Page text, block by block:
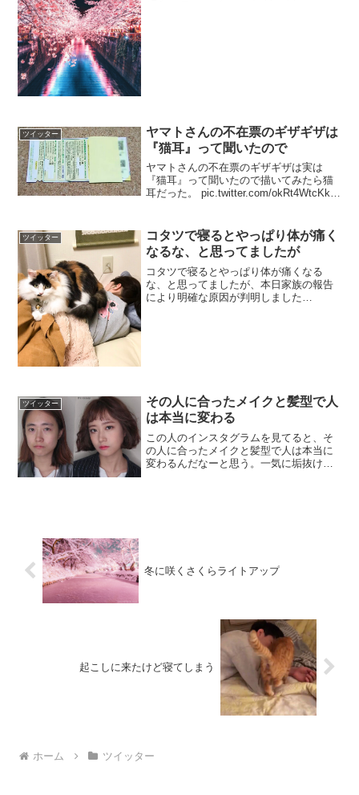
ツイッター
ヤマトさんの不在票のギザギザは
『猫耳』って聞いたので
ヤマトさんの不在票のギザギザは実は
『猫耳』って聞いたので描いてみたら猫
耳だった。 pic.twitter.com/okRt4WtcKk—
ツイッター
コタツで寝るとやっぱり体が痛く
なるな、と思ってましたが
コタツで寝るとやっぱり体が痛くなる
な、と思ってましたが、本日家族の報告
により明確な原因が判明しました
ツイッター
その人に合ったメイクと髪型で人
は本当に変わる
この人のインスタグラムを見てると、そ
の人に合ったメイクと髪型で人は本当に
変わるんだなーと思う。一気に垢抜けて
冬に咲くさくらライトアップ
起こしに来たけど寝てしまう
ホーム ツイッター